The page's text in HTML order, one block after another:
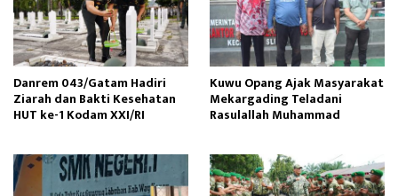
Danrem 043/Gatam Hadiri
Ziarah dan Bakti Kesehatan
HUT ke-1 Kodam XXI/RI
Kuwu Opang Ajak Masyarakat
Mekargading Teladani
Rasulallah Muhammad